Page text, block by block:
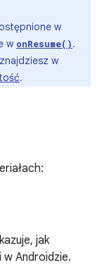
w
w onResume().
w
.
jak
Androidzie.